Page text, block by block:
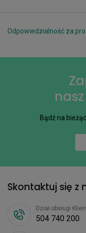
Odpowiedzialność za
nasz
Bądź na
Skontaktuj się z
Dział obsługi
504 740 200